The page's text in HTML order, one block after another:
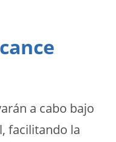
a cabo bajo
facilitando la